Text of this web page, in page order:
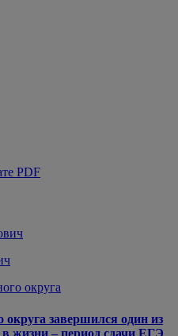
PDF
округа
завершился один из
жизни – период сдачи ЕГЭ